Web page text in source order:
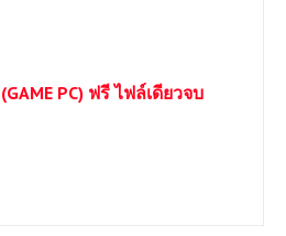
PC) ฟรี ไฟล์เดียวจบ